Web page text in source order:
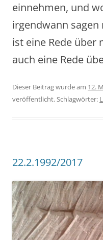
einnehmen, und
irgendwann sagen
ist eine Rede
auch eine Rede
Dieser Beitrag wurde am 12.
veröffentlicht. Schlagwörter:
22.2.1992/2017